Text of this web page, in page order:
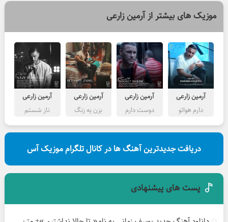
موزیک های بیشتر ازآرمین زارعی
آرمین زارعی
دارم هواتو
آرمین زارعی
دوست دارم
آرمین زارعی
بزن یه زنگ
آرمین زارعی
ناز شستم
دریافت جدیدترین آهنگ ها در کانال تلگرام موزیک آس
پست های پیشنهادی